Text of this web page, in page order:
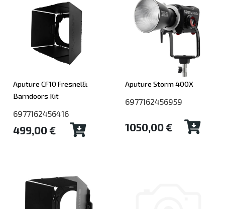
Aputure CF10 Fresnel&
Barndoors Kit
6977162456416
499,00 €
Aputure Storm 400X
6977162456959
1050,00 €